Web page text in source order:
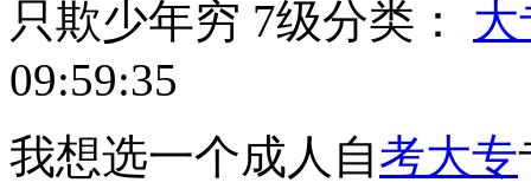
只欺少年穷 7级分类：
09:59:35
我想选一个成人自考大专